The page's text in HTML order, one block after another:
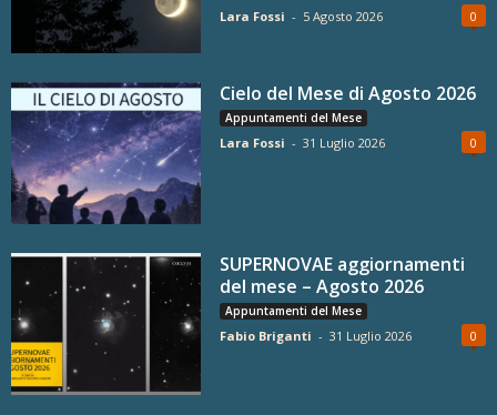
Lara Fossi - 5 Agosto 2026 0
Cielo del Mese di Agosto 2026
Appuntamenti del Mese
Lara Fossi - 31 Luglio 2026 0
SUPERNOVAE aggiornamenti
del mese – Agosto 2026
Appuntamenti del Mese
Fabio Briganti - 31 Luglio 2026 0